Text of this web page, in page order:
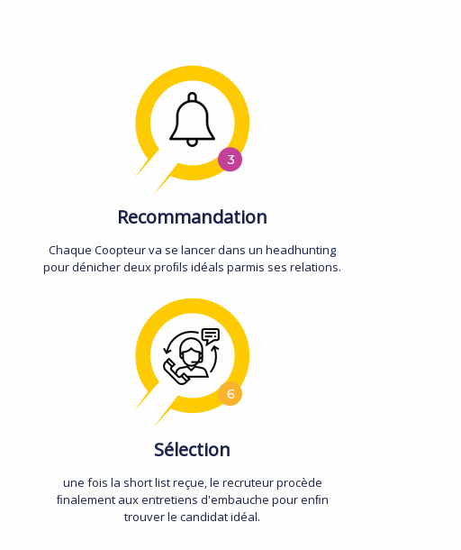
Recommandation
Chaque Coopteur va se lancer dans un headhunting
pour dénicher deux proﬁls idéals parmis ses relations.
Sélection
une fois la short list reçue, le recruteur procède
ﬁnalement aux entretiens d'embauche pour enﬁn
trouver le candidat idéal.